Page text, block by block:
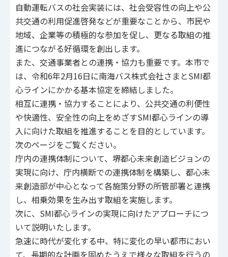
自動運転バスの社会実装には、社会受容性の向上や公
共交通の利用促進啓発などが重要なことから、市民や
地域、企業等の積極的な参加を促し、更なる取組の推
進につながる好循環を創出します。
また、交通事業者との連携・協力も重要です。本市で
は、令和6年2月16日に南海バス株式会社さまとSMI都
心ラインにかかる基本協定を締結しました。
相互に連携・協力することにより、公共交通の利便性
や快適性、安全性の向上をめざすSMI都心ラインの導
入に向けた取組を推進することを目的としています。
次のページをご覧ください。
庁内の連携体制について、堺都心未来創造ビジョンの
実現に向け、庁内横断での連携体制を構築し、都心未
来創造部が中心となって各施策分野の所管部署と連携
し、相乗効果を生み出す取組を実施します。
次に、SMI都心ラインの実現に向けたアプローチにつ
いて説明いたします。
急速に時代が変化する中、特に変化の早い都市におい
て、長期的な計画を固めたうえで様々な取組を行うの